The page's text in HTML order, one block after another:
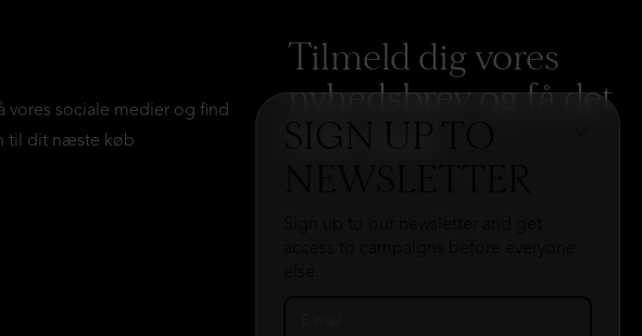
SIGN UP TO
vores sociale medier og find
til dit næste køb
Tilmeld dig vores
nyhedsbrev og få det
hele med